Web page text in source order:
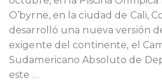
O’byrne, en la ciudad de Cali,
desarrolló una nueva versión
exigente del continente, el
Sudamericano Absoluto de
este …